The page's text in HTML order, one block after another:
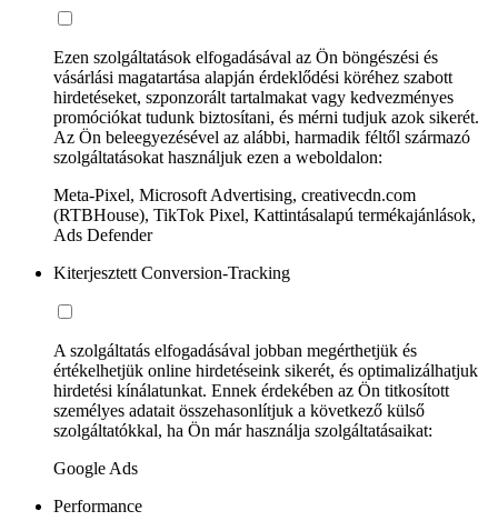
Ezen szolgáltatások elfogadásával az Ön böngészési és
vásárlási magatartása alapján érdeklődési köréhez szabott
hirdetéseket, szponzorált tartalmakat vagy kedvezményes
promóciókat tudunk biztosítani, és mérni tudjuk azok sikerét.
Az Ön beleegyezésével az alábbi, harmadik féltől származó
szolgáltatásokat használjuk ezen a weboldalon:
Meta-Pixel, Microsoft Advertising, creativecdn.com
(RTBHouse), TikTok Pixel, Kattintásalapú termékajánlások,
Ads Defender
Kiterjesztett Conversion-Tracking
A szolgáltatás elfogadásával jobban megérthetjük és
értékelhetjük online hirdetéseink sikerét, és optimalizálhatjuk
hirdetési kínálatunkat. Ennek érdekében az Ön titkosított
személyes adatait összehasonlítjuk a következő külső
szolgáltatókkal, ha Ön már használja szolgáltatásaikat:
Google Ads
Performance